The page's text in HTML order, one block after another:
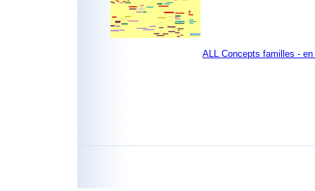
ALL Concepts familles -